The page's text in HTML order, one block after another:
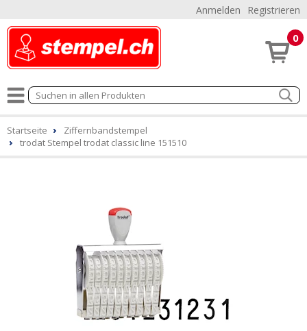
Anmelden Registrieren
0
Startseite
Ziffernbandstempel
trodat Stempel trodat classic line 151510